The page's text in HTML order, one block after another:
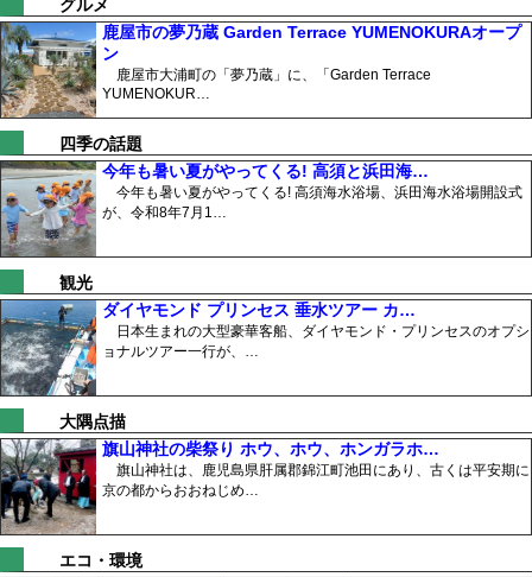
グルメ
鹿屋市の夢乃蔵 Garden Terrace YUMENOKURAオープ
ン
鹿屋市大浦町の「夢乃蔵」に、「Garden Terrace
YUMENOKUR…
四季の話題
今年も暑い夏がやってくる! 高須と浜田海…
今年も暑い夏がやってくる! 高須海水浴場、浜田海水浴場開設式
が、令和8年7月1…
観光
ダイヤモンド プリンセス 垂水ツアー カ…
日本生まれの大型豪華客船、ダイヤモンド・プリンセスのオプシ
ョナルツアー一行が、…
大隅点描
旗山神社の柴祭り ホウ、ホウ、ホンガラホ…
旗山神社は、鹿児島県肝属郡錦江町池田にあり、古くは平安期に
京の都からおおねじめ…
エコ・環境